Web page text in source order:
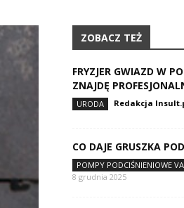
ZOBACZ TEŻ
FRYZJER GWIAZD W
ZNAJDĘ
URODA Redakcja
CO DAJE GRUSZKA
POMPY PODCIŚNIENIOWE
8 grudnia 2025